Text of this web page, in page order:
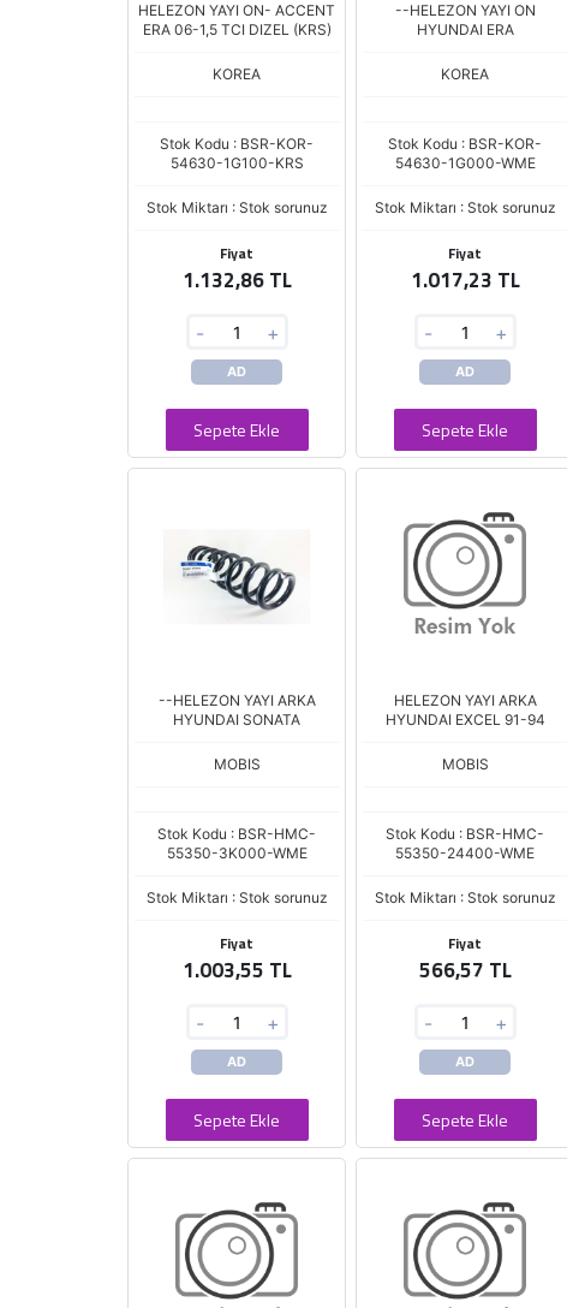
HELEZON YAYI ON- ACCENT
ERA 06-1,5 TCI DIZEL (KRS)
KOREA
Stok Kodu : BSR-KOR-
54630-1G100-KRS
Stok Miktarı : Stok sorunuz
Fiyat
1.132,86 TL
- +
AD
Sepete Ekle
--HELEZON YAYI ON
HYUNDAI ERA
KOREA
Stok Kodu : BSR-KOR-
54630-1G000-WME
Stok Miktarı : Stok sorunuz
Fiyat
1.017,23 TL
- +
AD
Sepete Ekle
--HELEZON YAYI ARKA
HYUNDAI SONATA
MOBIS
Stok Kodu : BSR-HMC-
55350-3K000-WME
Stok Miktarı : Stok sorunuz
Fiyat
1.003,55 TL
- +
AD
Sepete Ekle
HELEZON YAYI ARKA
HYUNDAI EXCEL 91-94
MOBIS
Stok Kodu : BSR-HMC-
55350-24400-WME
Stok Miktarı : Stok sorunuz
Fiyat
566,57 TL
- +
AD
Sepete Ekle